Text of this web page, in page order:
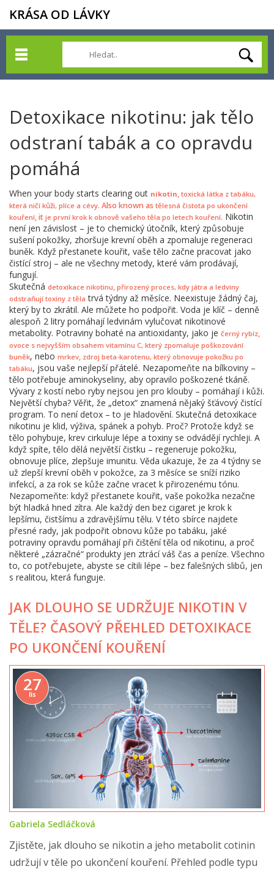
KRÁSA OD LÁVKY
Detoxikace nikotinu: jak tělo
odstraní tabák a co opravdu
pomáhá
When your body starts clearing out nikotin, toxická látka z tabáku,
která ničí kůži, plíce a cévy. Also known as tělesná čistota po ukončení
kouření, it je první krok k obnově vašeho těla po letech kouření. Nikotin
není jen závislost – je to chemický útočník, který způsobuje
sušení pokožky, zhoršuje krevní oběh a zpomaluje regeneraci
buněk. Když přestanete kouřit, vaše tělo začne pracovat jako
čistící stroj – ale ne všechny metody, které vám prodávají,
fungují.
Skutečná detoxikace nikotinu, přirozený proces, kdy játra a ledviny
odstraňují toxiny z těla trvá týdny až měsíce. Neexistuje žádný čaj,
který by to zkrátil. Ale můžete ho podpořit. Voda je klíč – denně
alespoň 2 litry pomáhají ledvinám vylučovat nikotinové
metabolity. Potraviny bohaté na antioxidanty, jako je černý rybíz,
ovoce s nejvyšším obsahem vitamínu C, který zpomaluje poškozování
buněk, nebo mrkev, zdroj beta-karotenu, který obnovuje pokožku po
tabáku, jsou vaše nejlepší přátelé. Nezapomeňte na bílkoviny –
tělo potřebuje aminokyseliny, aby opravilo poškozené tkáně.
Vývary z kostí nebo ryby nejsou jen pro klouby – pomáhají i kůži.
Největší chyba? Věřit, že „detox“ znamená nějaký šťávový čistící
program. To není detox – to je hladovění. Skutečná detoxikace
nikotinu je klid, výživa, spánek a pohyb. Proč? Protože když se
tělo pohybuje, krev cirkuluje lépe a toxiny se odvádějí rychleji. A
když spíte, tělo dělá největší čistku – regeneruje pokožku,
obnovuje plíce, zlepšuje imunitu. Věda ukazuje, že za 4 týdny se
už zlepší krevní oběh v pokožce, za 3 měsíce se sníží riziko
infekcí, a za rok se kůže začne vracet k přirozenému tónu.
Nezapomeňte: když přestanete kouřit, vaše pokožka nezačne
být hladká hned zítra. Ale každý den bez cigaret je krok k
lepšímu, čistšímu a zdravějšímu tělu. V této sbírce najdete
přesné rady, jak podpořit obnovu kůže po tabáku, jaké
potraviny opravdu pomáhají při čištění těla od nikotinu, a proč
některé „zázračné“ produkty jen ztrácí váš čas a peníze. Všechno
to, co potřebujete, abyste se cítili lépe – bez falešných slibů, jen
s realitou, která funguje.
JAK DLOUHO SE UDRŽUJE NIKOTIN V
TĚLE? ČASOVÝ PŘEHLED DETOXIKACE
PO UKONČENÍ KOUŘENÍ
27
lis
Gabriela Sedláčková
Zjistěte, jak dlouho se nikotin a jeho metabolit cotinin
udržují v těle po ukončení kouření. Přehled podle typu